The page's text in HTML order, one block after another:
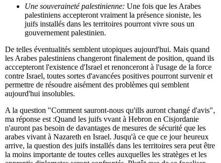
Une souveraineté palestinienne: Une fois que les Arabes
palestiniens accepteront vraiment la présence sioniste, les
juifs installés dans les territoires pourront vivre sous un
gouvernement palestinien.
De telles éventualités semblent utopiques aujourd'hui. Mais quand
les Arabes palestiniens changeront finalement de position, quand ils
acccepteront l'existence d'Israel et renonceront à l'usage de la force
contre Israel, toutes sortes d'avancées positives pourront survenir et
permettre de résoudre aisément des problèmes qui semblent
aujourd'hui insolubles.
A la question "Comment sauront-nous qu'ills auront changé d'avis",
ma réponse est :Quand les juifs vvant à Hebron en Cisjordanie
n'auront pas besoin de davantages de mesures de sécurité que les
arabes vivant à Nazareth en Israel. Jusqu'à ce que ce jour heureux
arrive, la question des juifs installés dans les territoires sera peut être
la moins importante de toutes celles auxquelles les stratèges et les